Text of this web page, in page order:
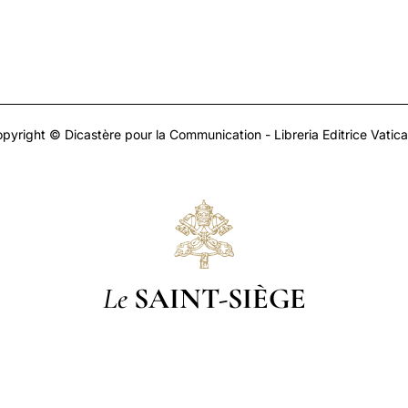
© Dicastère pour la Communication - Libreria Editrice
Le SAINT-SIÈGE